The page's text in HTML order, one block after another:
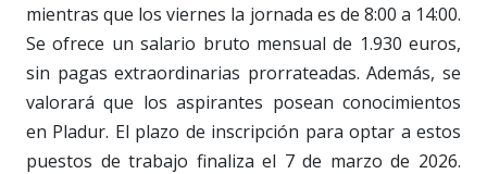
mientras que los viernes la jornada es de 8:00 a 14:00.
Se ofrece un salario bruto mensual de 1.930 euros,
sin pagas extraordinarias prorrateadas. Además, se
valorará que los aspirantes posean conocimientos
en Pladur. El plazo de inscripción para optar a estos
puestos de trabajo finaliza el 7 de marzo de 2026.